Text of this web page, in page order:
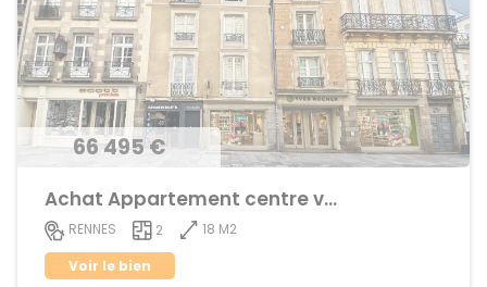
66 495 €
Achat Appartement centre ville
RENNES 2
18 M2
Voir le bien